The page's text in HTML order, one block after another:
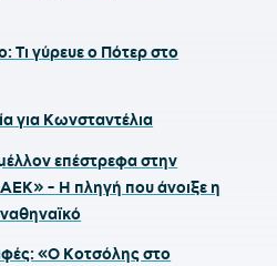
Τι γύρευε ο Πότερ στο
για Κωνσταντέλια
επέστρεφα στην
- Η πληγή που άνοιξε η
«Ο Κοτσόλης στο